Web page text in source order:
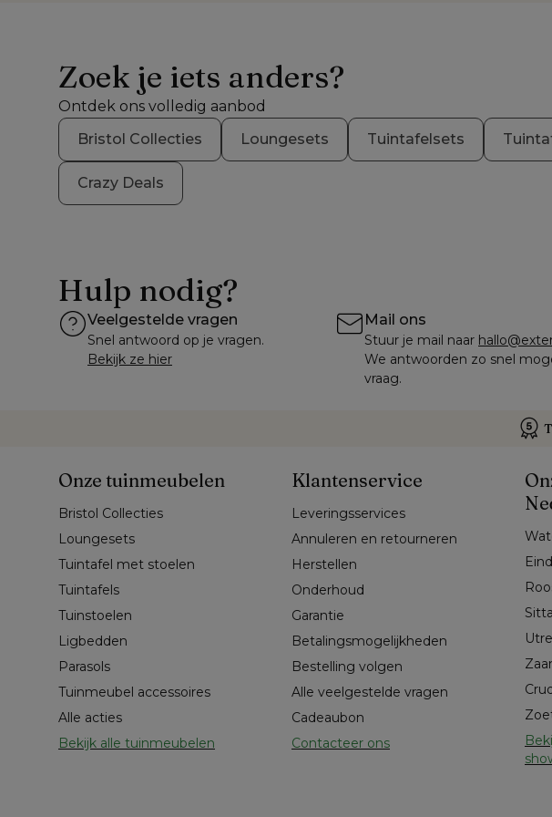
Zoek je iets anders?
Ontdek ons volledig aanbod
Bristol Collecties
Loungesets Tuintafelsets
Crazy Deals
Hulp nodig?
Veelgestelde vragen
Snel antwoord op je vragen.
Bekijk ze hier
Mail ons
Stuur je mail naar
We antwoorden zo snel
vraag.
Onze tuinmeubelen
Bristol Collecties
Loungesets
Tuintafel met stoelen
Tuintafels
Tuinstoelen
Ligbedden
Parasols
Tuinmeubel accessoires
Alle acties
Bekijk alle tuinmeubelen
Klantenservice
Leveringsservices
Annuleren en retourneren
Herstellen
Onderhoud
Garantie
Betalingsmogelijkheden
Bestelling volgen
Alle veelgestelde vragen
Cadeaubon
Contacteer ons